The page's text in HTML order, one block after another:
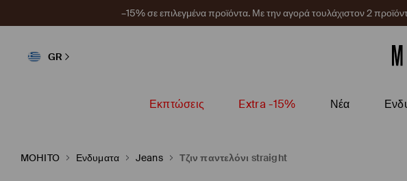
–15% σε επιλεγμένα προϊόντα. Με την αγορά τουλάχιστον 2
GR
Εκπτώσεις Extra -15% Νέα
MOHITO Ενδυματα Jeans Τζιν παντελόνι straight